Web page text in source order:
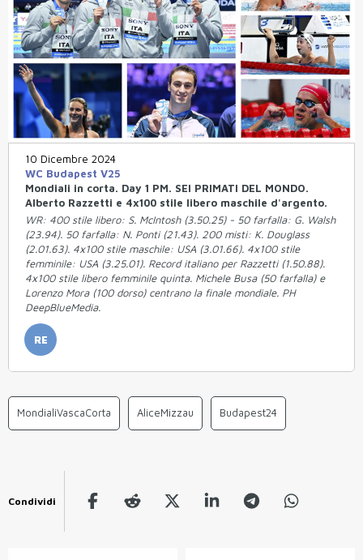
10 Dicembre 2024
WC Budapest V25
Mondiali in corta. Day 1 PM. SEI PRIMATI DEL MONDO.
Alberto Razzetti e 4x100 stile libero maschile d'argento.
WR: 400 stile libero: S. McIntosh (3.50.25) - 50 farfalla: G. Walsh
(23.94). 50 farfalla: N. Ponti (21.43). 200 misti: K. Douglass
(2.01.63). 4x100 stile maschile: USA (3.01.66). 4x100 stile
femminile: USA (3.25.01). Record italiano per Razzetti (1.50.88).
4x100 stile libero femminile quinta. Michele Busa (50 farfalla) e
Lorenzo Mora (100 dorso) centrano la finale mondiale. PH
DeepBlueMedia.
RE
MondialiVascaCorta AliceMizzau Budapest24
Condividi